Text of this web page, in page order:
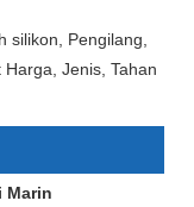
silikon, Pengilang,
Jenis, Tahan
Marin